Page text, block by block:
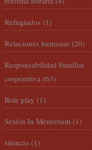
Refugiados (1)
Relaciones humanas (20)
Responsabilidad Familiar
corporativa (63)
Role play (1)
Sesión In Memoriam (1)
silencio (1)